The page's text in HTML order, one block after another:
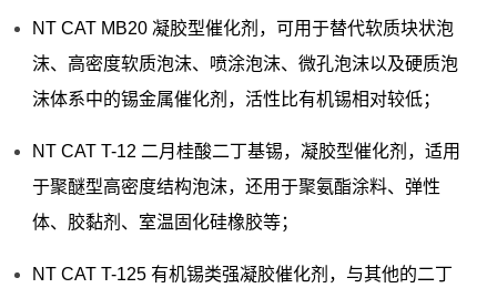
NT CAT MB20 凝胶型催化剂，可用于替代软质块状泡
沫、高密度软质泡沫、喷涂泡沫、微孔泡沫以及硬质泡
沫体系中的锡金属催化剂，活性比有机锡相对较低；
NT CAT T-12 二月桂酸二丁基锡，凝胶型催化剂，适用
于聚醚型高密度结构泡沫，还用于聚氨酯涂料、弹性
体、胶黏剂、室温固化硅橡胶等；
NT CAT T-125 有机锡类强凝胶催化剂，与其他的二丁